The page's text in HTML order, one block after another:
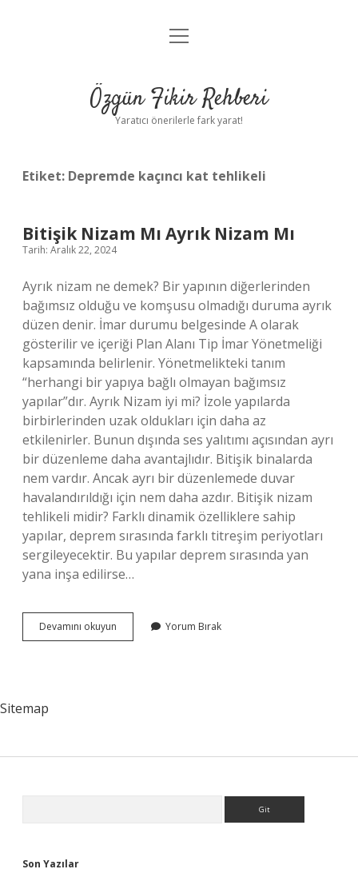
Gizlilik Politikası
Yasal Uyarı
menüyü
Özgün Fikir Rehberi
Yaratıcı önerilerle fark yarat!
Etiket: Depremde kaçıncı kat tehlikeli
Bitişik Nizam Mı Ayrık Nizam Mı
Tarih: Aralık 22, 2024
Ayrık nizam ne demek? Bir yapının diğerlerinden
bağımsız olduğu ve komşusu olmadığı duruma ayrık
düzen denir. İmar durumu belgesinde A olarak
gösterilir ve içeriği Plan Alanı Tip İmar Yönetmeliği
kapsamında belirlenir. Yönetmelikteki tanım
“herhangi bir yapıya bağlı olmayan bağımsız
yapılar”dır. Ayrık Nizam iyi mi? İzole yapılarda
birbirlerinden uzak oldukları için daha az
etkilenirler. Bunun dışında ses yalıtımı açısından ayrı
bir düzenleme daha avantajlıdır. Bitişik binalarda
nem vardır. Ancak ayrı bir düzenlemede duvar
havalandırıldığı için nem daha azdır. Bitişik nizam
tehlikeli midir? Farklı dinamik özelliklere sahip
yapılar, deprem sırasında farklı titreşim periyotları
sergileyecektir. Bu yapılar deprem sırasında yan
yana inşa edilirse…
Devamını okuyun
Nizam
Yorum Bırak
Sitemap
Son Yazılar